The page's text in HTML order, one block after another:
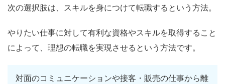
次の選択肢は、スキルを身につけて転職するという方法。
やりたい仕事に対して有利な資格やスキルを取得すること
によって、理想の転職を実現させるという方法です。
対面のコミュニケーションや接客・販売の仕事から離